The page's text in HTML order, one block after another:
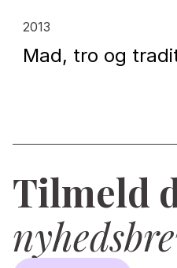
2013
Mad, tro og
Tilmeld